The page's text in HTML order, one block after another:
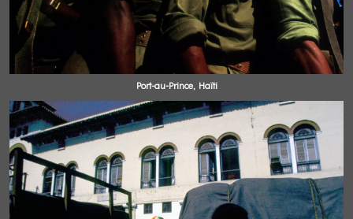
Port-au-Prince, Haïti